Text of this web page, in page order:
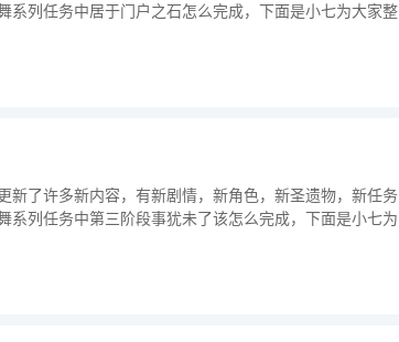
系列任务中居于门户之石怎么完成，下面是小七为大家整
新了许多新内容，有新剧情，新角色，新圣遗物，新任务
系列任务中第三阶段事犹未了该怎么完成，下面是小七为